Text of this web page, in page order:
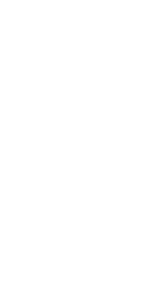
мыло